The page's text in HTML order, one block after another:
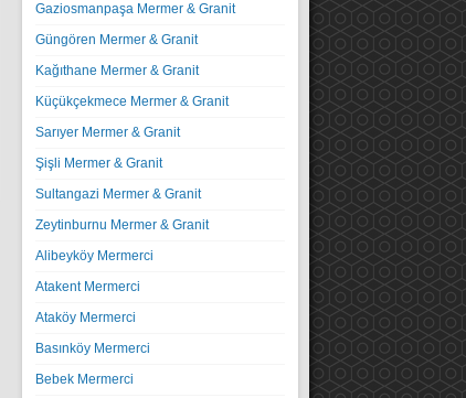
Gaziosmanpaşa Mermer & Granit
Güngören Mermer & Granit
Kağıthane Mermer & Granit
Küçükçekmece Mermer & Granit
Sarıyer Mermer & Granit
Şişli Mermer & Granit
Sultangazi Mermer & Granit
Zeytinburnu Mermer & Granit
Alibeyköy Mermerci
Atakent Mermerci
Ataköy Mermerci
Basınköy Mermerci
Bebek Mermerci